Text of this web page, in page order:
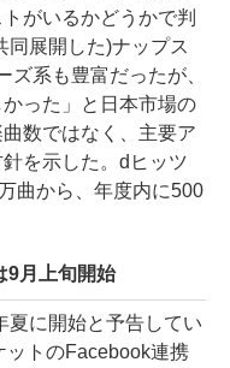
がいるかどうかで判
同展開した)ナップス
ズ系も豊富だったが、
った」と日本市場の
数ではなく、主要ア
を示した。dヒッツ
曲から、年度内に500
9月上旬開始
に開始と予告してい
ットのFacebook連携